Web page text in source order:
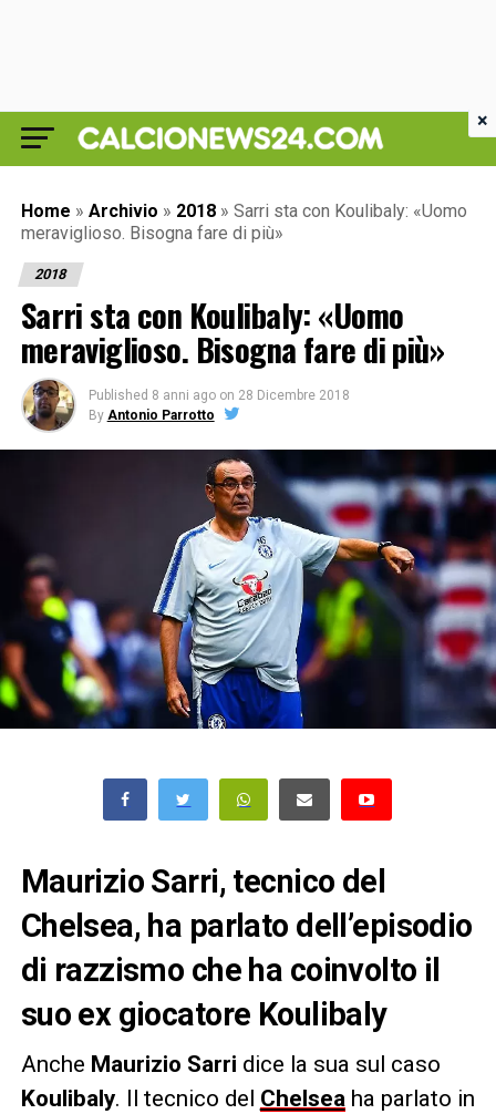
Home » Archivio » 2018 » Sarri sta con Koulibaly: «Uomo
meraviglioso. Bisogna fare di più»
2018
Sarri sta con Koulibaly: «Uomo
meraviglioso. Bisogna fare di più»
Published 8 anni ago on 28 Dicembre 2018
By Antonio Parrotto
Maurizio Sarri, tecnico del
Chelsea, ha parlato dell’episodio
di razzismo che ha coinvolto il
suo ex giocatore Koulibaly
Anche Maurizio Sarri dice la sua sul caso
Koulibaly. Il tecnico del Chelseaha parlato in
×